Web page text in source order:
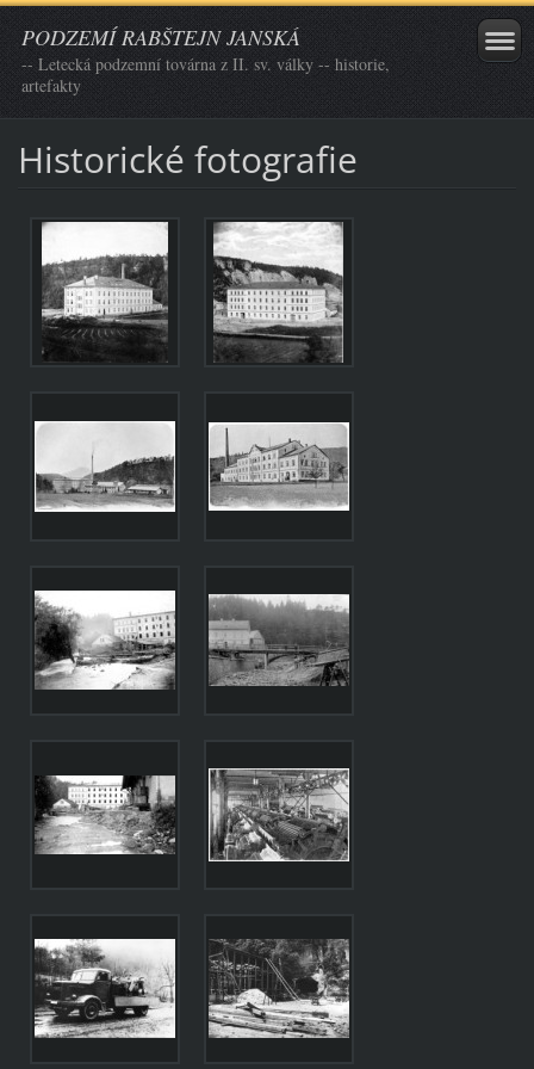
PODZEMÍ RABŠTEJN JANSKÁ
-- Letecká podzemní továrna z II. sv. války -- historie,
artefakty
Historické fotografie